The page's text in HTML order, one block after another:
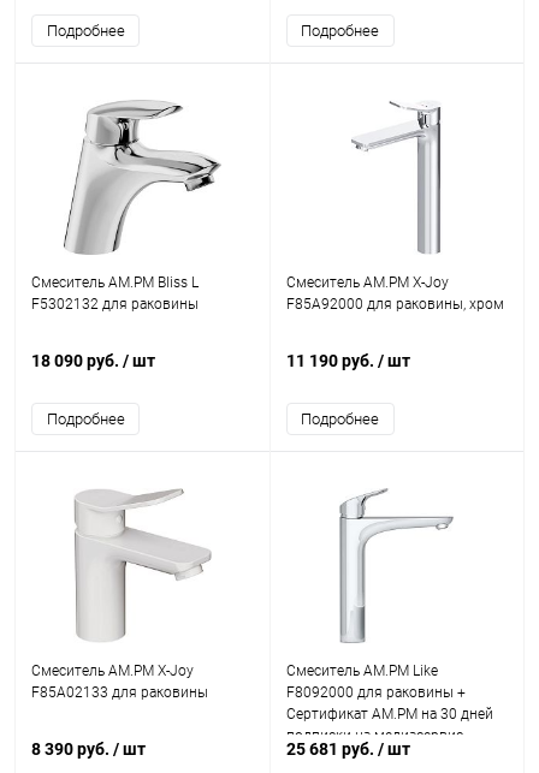
Подробнее Подробнее
Смеситель AM.PM Bliss L
F5302132 для раковины
18 090 руб. / шт
Подробнее
Смеситель AM.PM X-Joy
F85A92000 для раковины, хром
11 190 руб. / шт
Подробнее
Смеситель AM.PM X-Joy
F85A02133 для раковины
8 390 руб. / шт
Смеситель AM.PM Like
F8092000 для раковины +
Сертификат AM.PM на 30 дней
подписки на медиасервис
25 681 руб. / шт